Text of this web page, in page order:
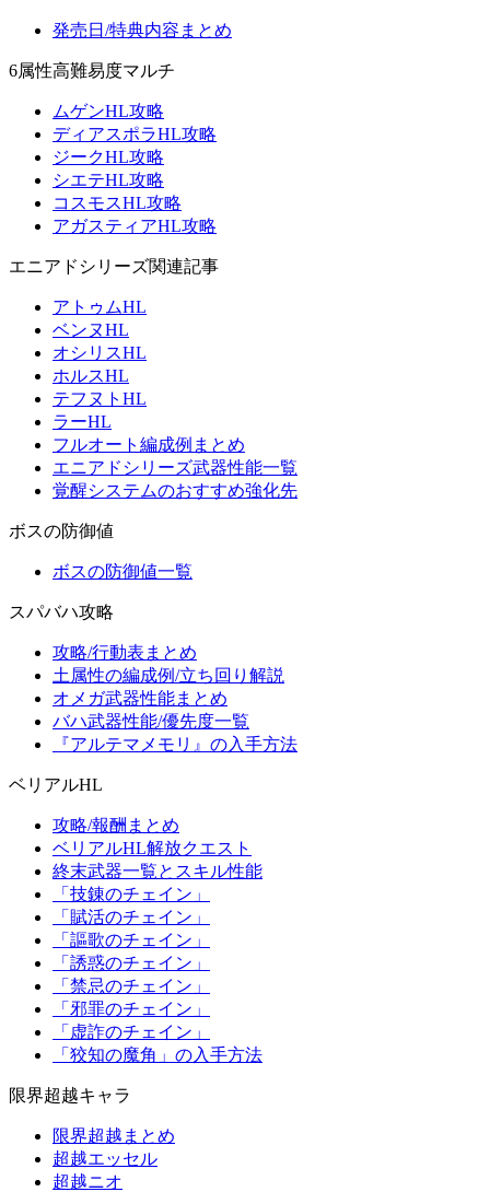
発売日/特典内容まとめ
6属性高難易度マルチ
ムゲンHL攻略
ディアスポラHL攻略
ジークHL攻略
シエテHL攻略
コスモスHL攻略
アガスティアHL攻略
エニアドシリーズ関連記事
アトゥムHL
ベンヌHL
オシリスHL
ホルスHL
テフヌトHL
ラーHL
フルオート編成例まとめ
エニアドシリーズ武器性能一覧
覚醒システムのおすすめ強化先
ボスの防御値
ボスの防御値一覧
スパバハ攻略
攻略/行動表まとめ
土属性の編成例/立ち回り解説
オメガ武器性能まとめ
バハ武器性能/優先度一覧
『アルテマメモリ』の入手方法
ベリアルHL
攻略/報酬まとめ
ベリアルHL解放クエスト
終末武器一覧とスキル性能
「技錬のチェイン」
「賦活のチェイン」
「謳歌のチェイン」
「誘惑のチェイン」
「禁忌のチェイン」
「邪罪のチェイン」
「虚詐のチェイン」
「狡知の魔角」の入手方法
限界超越キャラ
限界超越まとめ
超越エッセル
超越ニオ